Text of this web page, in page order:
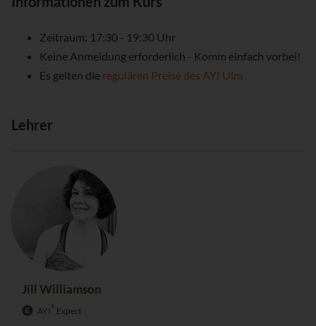
Zeitraum: 17:30 - 19:30 Uhr
Keine Anmeldung erforderlich - Komm einfach vorbei!
Es gelten die regulären Preise des AYI Ulm
Lehrer
Jill Williamson
AYI ® Expert